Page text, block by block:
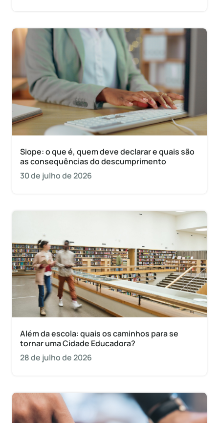
Siope: o que é, quem deve declarar e quais são
as consequências do descumprimento
30 de julho de 2026
Além da escola: quais os caminhos para se
tornar uma Cidade Educadora?
28 de julho de 2026